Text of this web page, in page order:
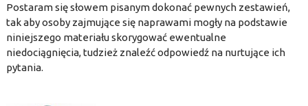
Postaram się słowem pisanym dokonać pewnych zestawień,
tak aby osoby zajmujące się naprawami mogły na podstawie
niniejszego materiału skorygować ewentualne
niedociągnięcia, tudzież znaleźć odpowiedź na nurtujące ich
pytania.